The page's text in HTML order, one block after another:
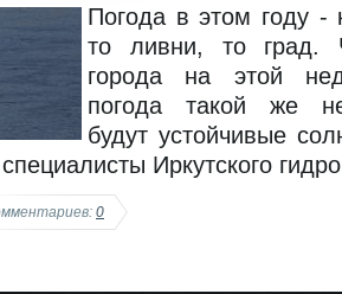
Погода в этом году -
то ливни, то град.
города на этой
погода такой же
будут устойчивые
Иркутского
0